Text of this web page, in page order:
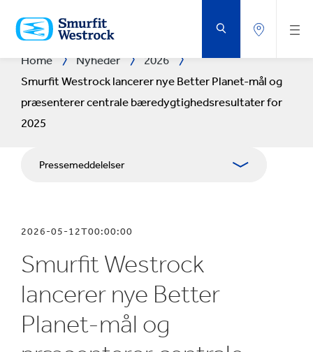
DIREKTE
TIL
HOVEDINDHOLDET
Home Nyheder
2026
Smurfit Westrock lancerer nye Better Planet-mål og
præsenterer centrale bæredygtighedsresultater for
2025
Pressemeddelelser
Medieressourcer
Blog
2026-05-12T00:00:00
Smurfit Westrock
lancerer nye Better
Planet-mål og